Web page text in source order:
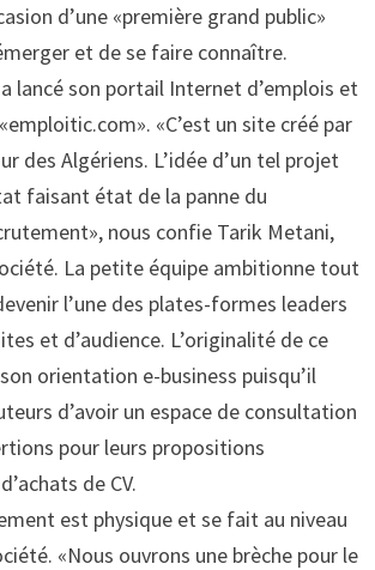
d’une «première grand public»
et de se faire connaître.
lancé son portail Internet d’emplois et
«C’est un site créé par
des Algériens. L’idée d’un tel projet
faisant état de la panne du
nous confie Tarik Metani,
La petite équipe ambitionne tout
l’une des plates-formes leaders
et d’audience. L’originalité de ce
orientation e-business puisqu’il
d’avoir un espace de consultation
pour leurs propositions
de CV.
est physique et se fait au niveau
«Nous ouvrons une brèche pour le